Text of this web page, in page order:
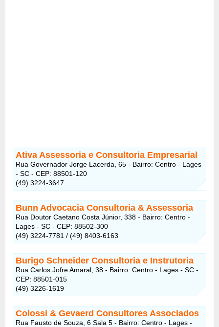
Ativa Assessoria e Consultoria Empresarial
Rua Governador Jorge Lacerda, 65 - Bairro: Centro - Lages
- SC - CEP: 88501-120
(49) 3224-3647
Bunn Advocacia Consultoria & Assessoria
Rua Doutor Caetano Costa Júnior, 338 - Bairro: Centro -
Lages - SC - CEP: 88502-300
(49) 3224-7781 / (49) 8403-6163
Burigo Schneider Consultoria e Instrutoria
Rua Carlos Jofre Amaral, 38 - Bairro: Centro - Lages - SC -
CEP: 88501-015
(49) 3226-1619
Colossi & Gevaerd Consultores Associados
Rua Fausto de Souza, 6 Sala 5 - Bairro: Centro - Lages -